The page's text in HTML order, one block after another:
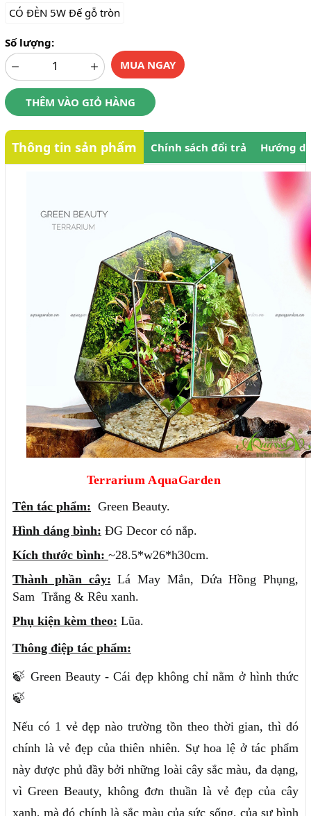
CÓ ĐÈN 5W Đế gỗ tròn
Số lượng:
MUA NGAY
THÊM VÀO GIỎ HÀNG
Thông tin sản phẩm Chính sách đổi trả Hướng
Terrarium AquaGarden
Tên tác phẩm: Green Beauty.
Hình dáng bình: ĐG Decor có nắp.
Kích thước bình: ~28.5*w26*h30cm.
Thành phần cây: Lá May Mắn, Dứa Hồng Phụng,
Sam Trắng & Rêu xanh.
Phụ kiện kèm theo: Lũa.
Thông điệp tác phẩm:
🍃 Green Beauty - Cái đẹp không chỉ nằm ở hình thức
🍃
Nếu có 1 vẻ đẹp nào trường tồn theo thời gian, thì đó
chính là vẻ đẹp của thiên nhiên. Sự hoa lệ ở tác phẩm
này được phủ đầy bởi những loài cây sắc màu, đa dạng,
vì Green Beauty, không đơn thuần là vẻ đẹp của cây
xanh, mà đó chính là sắc màu của sức sống, của sự bình